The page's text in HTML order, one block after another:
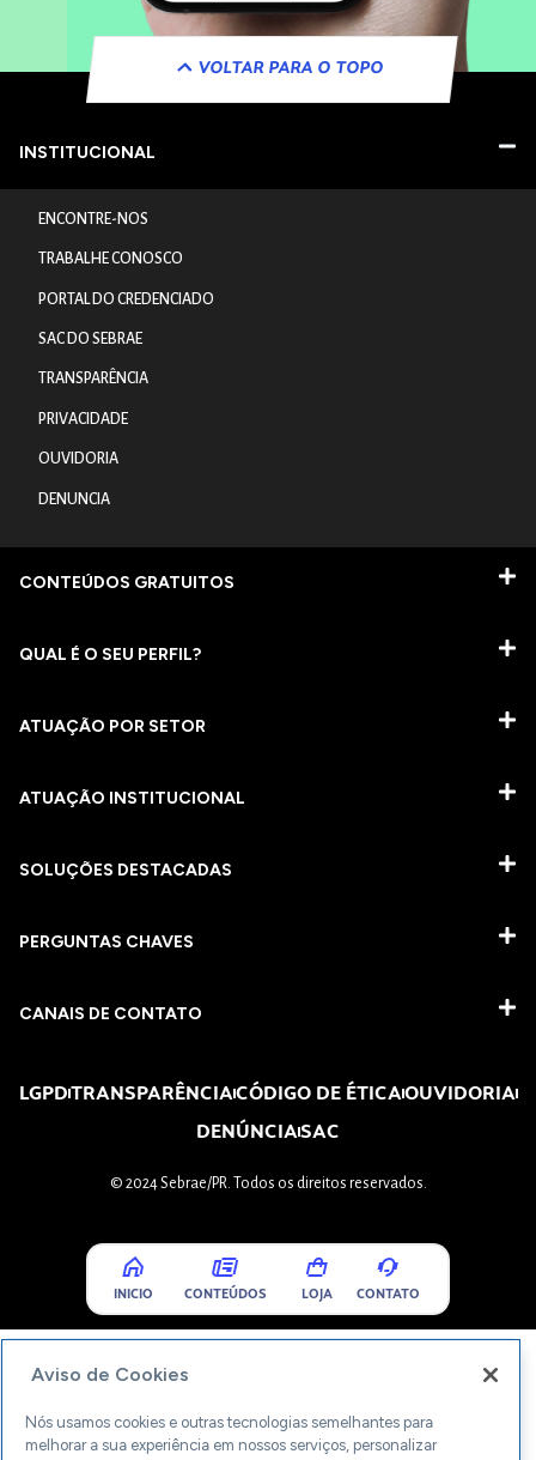
VOLTAR PARA O TOPO
INSTITUCIONAL
ENCONTRE-NOS
TRABALHE CONOSCO
PORTAL DO CREDENCIADO
SAC DO SEBRAE
TRANSPARÊNCIA
PRIVACIDADE
OUVIDORIA
DENUNCIA
CONTEÚDOS GRATUITOS
QUAL É O SEU PERFIL?
ATUAÇÃO POR SETOR
ATUAÇÃO INSTITUCIONAL
SOLUÇÕES DESTACADAS
PERGUNTAS CHAVES​
CANAIS DE CONTATO
LGPDTRANSPARÊNCIACÓDIGO DE ÉTICAOUVIDORIA
DENÚNCIASAC
© 2024 Sebrae/PR. Todos os direitos reservados.
INICIO CONTEÚDOS LOJA CONTATO
Aviso de Cookies
Nós usamos cookies e outras tecnologias semelhantes para
melhorar a sua experiência em nossos serviços, personalizar